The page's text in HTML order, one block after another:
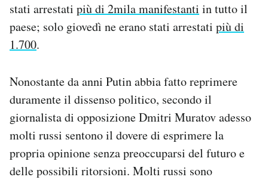
stati arrestati più di 2mila manifestanti in tutto il
paese; solo giovedì ne erano stati arrestati più di
1.700.
Nonostante da anni Putin abbia fatto reprimere
duramente il dissenso politico, secondo il
giornalista di opposizione Dmitri Muratov adesso
molti russi sentono il dovere di esprimere la
propria opinione senza preoccuparsi del futuro e
delle possibili ritorsioni. Molti russi sono